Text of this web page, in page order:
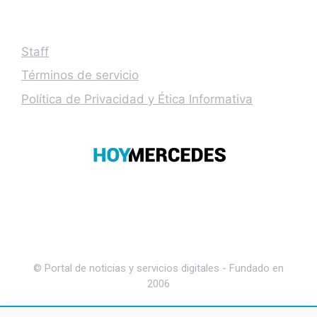
Staff
Términos de servicio
Política de Privacidad y Ética Informativa
© Portal de noticias y servicios digitales - Fundado en
2006